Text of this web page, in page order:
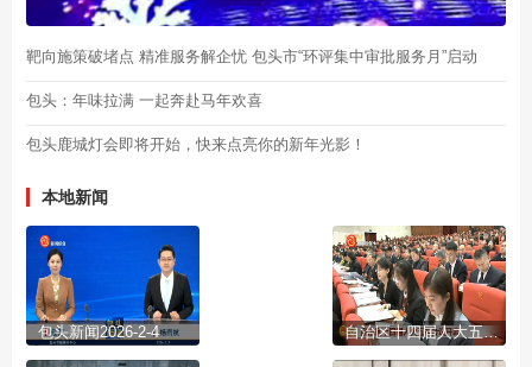
靶向施策破堵点 精准服务解企忧 包头市“环评集中审批服务月”启动
包头：年味拉满 一起奔赴马年欢喜
包头鹿城灯会即将开始，快来点亮你的新年光影！
本地新闻
包头新闻2026-2-4 自治区十四届人大五次会议开幕